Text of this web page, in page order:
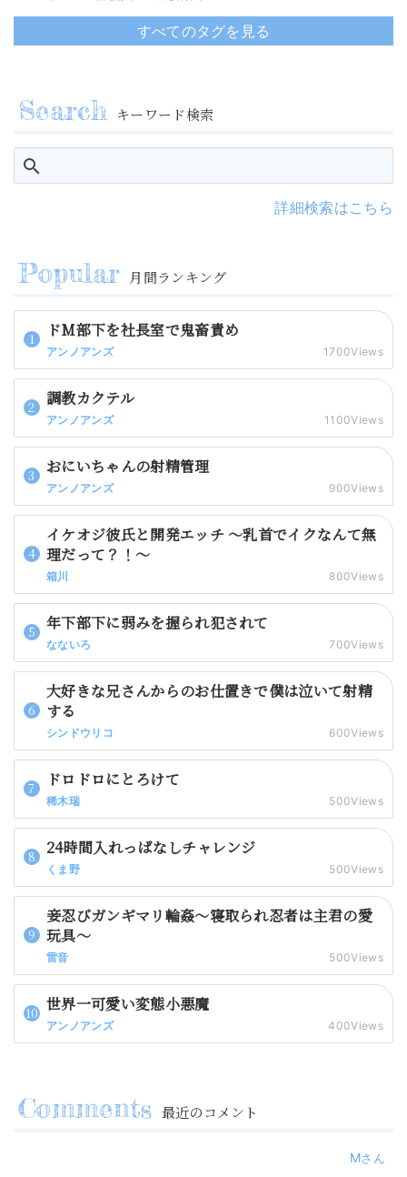
すべてのタグを見る
キーワード検索
詳細検索はこちら
月間ランキング
ドM部下を社長室で鬼畜責め
アンノアンズ 1700Views
調教カクテル
アンノアンズ 1100Views
おにいちゃんの射精管理
アンノアンズ 900Views
イケオジ彼氏と開発エッチ 〜乳首でイクなんて無
理だって？！〜
箱川 800Views
年下部下に弱みを握られ犯されて
なないろ 700Views
大好きな兄さんからのお仕置きで僕は泣いて射精
する
シンドウリコ 600Views
ドロドロにとろけて
稀木瑞 500Views
24時間入れっぱなしチャレンジ
くま野 500Views
妾忍びガンギマリ輪姦～寝取られ忍者は主君の愛
玩具～
雷音 500Views
世界一可愛い変態小悪魔
アンノアンズ 400Views
最近のコメント
M